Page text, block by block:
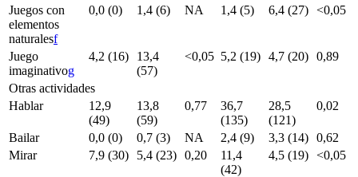
Juegos con
elementos
naturalesf
0,0 (0) 1,4 (6) NA 1,4 (5) 6,4 (27) <0,05
Juego
imaginativog
4,2 (16)
13,4
(57)
<0,05 5,2 (19) 4,7 (20) 0,89
Otras actividades
Hablar
12,9
(49)
13,8
(59)
0,77
36,7
(135)
28,5
(121)
0,02
Bailar 0,0 (0) 0,7 (3) NA 2,4 (9) 3,3 (14) 0,62
Mirar
7,9 (30) 5,4 (23) 0,20
11,4
(42)
4,5 (19) <0,05